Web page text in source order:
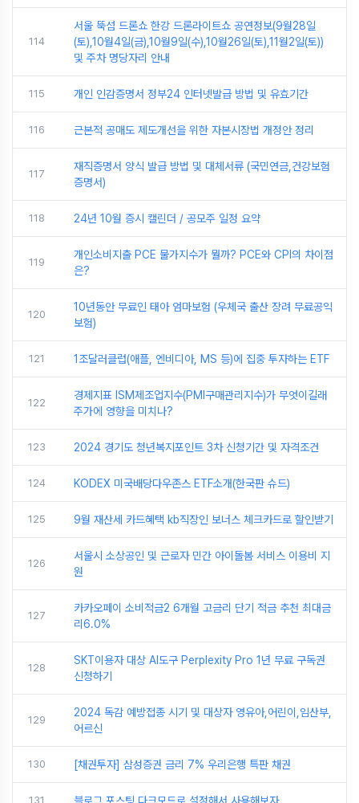
114
서울 뚝섬 드론쇼 한강 드론라이트쇼 공연정보(9월28일
(토),10월4일(금),10월9일(수),10월26일(토),11월2일(토))
및 주차 명당자리 안내
115 개인 인감증명서 정부24 인터넷발급 방법 및 유효기간
116 근본적 공매도 제도개선을 위한 자본시장법 개정안 정리
117
재직증명서 양식 발급 방법 및 대체서류 (국민연금,건강보험
증명서)
118 24년 10월 증시 캘린더 / 공모주 일정 요약
119
개인소비지출 PCE 물가지수가 뭘까? PCE와 CPI의 차이점
은?
120
10년동안 무료인 태아 엄마보험 (우체국 출산 장려 무료공익
보험)
121 1조달러클럽(애플, 엔비디아, MS 등)에 집중 투자하는 ETF
122
경제지표 ISM제조업지수(PMI구매관리지수)가 무엇이길래
주가에 영향을 미치나?
123 2024 경기도 청년복지포인트 3차 신청기간 및 자격조건
124 KODEX 미국배당다우존스 ETF소개(한국판 슈드)
125 9월 재산세 카드혜택 kb직장인 보너스 체크카드로 할인받기
126
서울시 소상공인 및 근로자 민간 아이돌봄 서비스 이용비 지
원
127
카카오페이 소비적금2 6개월 고금리 단기 적금 추천 최대금
리6.0%
128
SKT이용자 대상 AI도구 Perplexity Pro 1년 무료 구독권
신청하기
129
2024 독감 예방접종 시기 및 대상자 영유아,어린이,임산부,
어르신
130 [채권투자] 삼성증권 금리 7% 우리은행 특판 채권
131